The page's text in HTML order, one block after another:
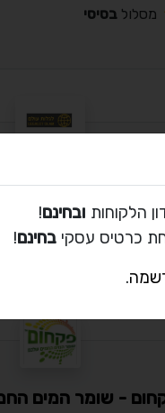
מסלול בסיסי
עולם
נופש ותיירות / משרדי
- שומר המים
הלקוחות ובחינם!
כרטיס עסקי בחינם!
.